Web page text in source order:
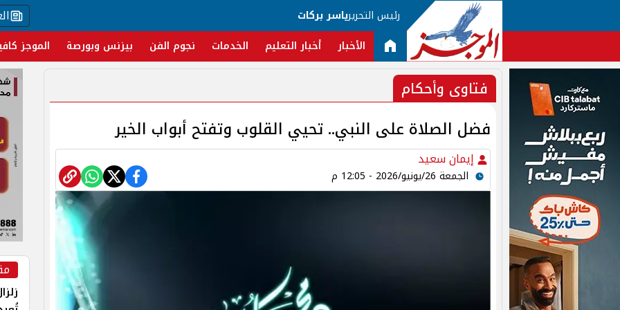
رئيس التحريرياسر بركات
الأخبار أخبار التعليم الخدمات نجوم الفن بيزنس وبورصة الموجز
فتاوى وأحكام
فضل الصلاة على النبي.. تحيي القلوب وتفتح أبواب الخير
إيمان سعيد
الجمعة 26/يونيو/2026 - 12:05 م